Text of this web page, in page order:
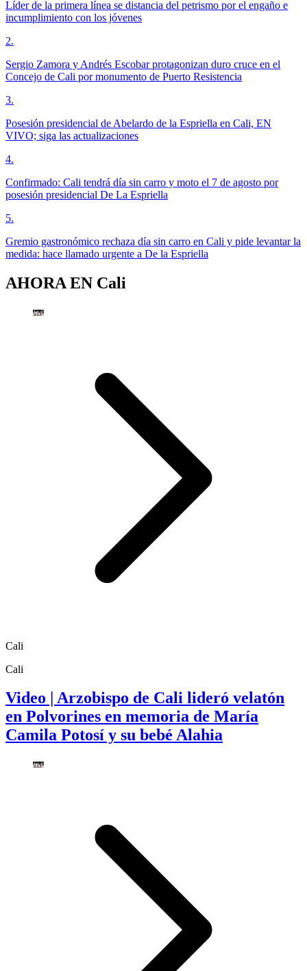
Líder de la primera línea se distancia del petrismo por el engaño e
incumplimiento con los jóvenes
2.
Sergio Zamora y Andrés Escobar protagonizan duro cruce en el
Concejo de Cali por monumento de Puerto Resistencia
3.
Posesión presidencial de Abelardo de la Espriella en Cali, EN
VIVO; siga las actualizaciones
4.
Confirmado: Cali tendrá día sin carro y moto el 7 de agosto por
posesión presidencial De La Espriella
5.
Gremio gastronómico rechaza día sin carro en Cali y pide levantar la
medida: hace llamado urgente a De la Espriella
AHORA EN Cali
Cali
Cali
Video | Arzobispo de Cali lideró velatón
en Polvorines en memoria de María
Camila Potosí y su bebé Alahia